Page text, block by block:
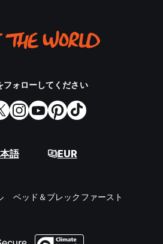
フォローしてください
語 EUR
ベッド＆ブレックファースト